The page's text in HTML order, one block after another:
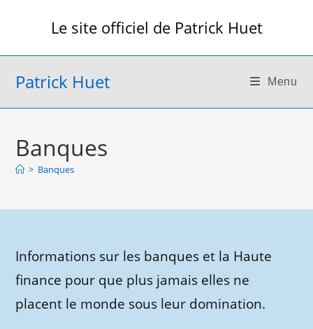
Le site officiel de Patrick Huet
Patrick Huet Menu
Banques
> Banques
Informations sur les banques et la Haute
finance pour que plus jamais elles ne
placent le monde sous leur domination.